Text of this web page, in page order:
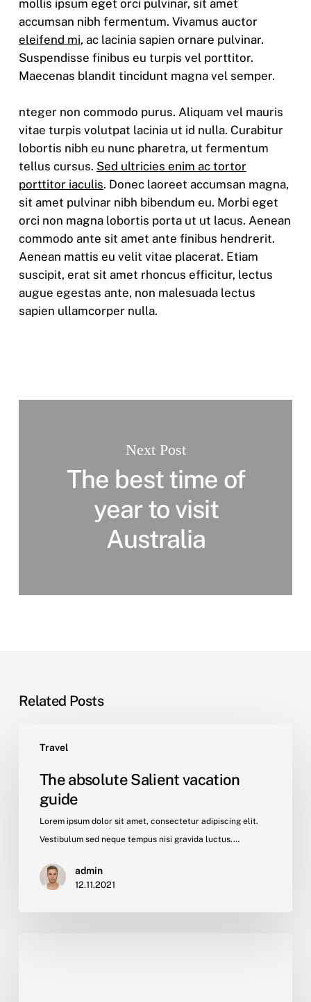
mollis ipsum eget orci pulvinar, sit amet
accumsan nibh fermentum. Vivamus auctor
eleifend mi, ac lacinia sapien ornare pulvinar.
Suspendisse finibus eu turpis vel porttitor.
Maecenas blandit tincidunt magna vel semper.
nteger non commodo purus. Aliquam vel mauris
vitae turpis volutpat lacinia ut id nulla. Curabitur
lobortis nibh eu nunc pharetra, ut fermentum
tellus cursus. Sed ultricies enim ac tortor
porttitor iaculis. Donec laoreet accumsan magna,
sit amet pulvinar nibh bibendum eu. Morbi eget
orci non magna lobortis porta ut ut lacus. Aenean
commodo ante sit amet ante finibus hendrerit.
Aenean mattis eu velit vitae placerat. Etiam
suscipit, erat sit amet rhoncus efficitur, lectus
augue egestas ante, non malesuada lectus
sapien ullamcorper nulla.
Next Post
The best time of
year to visit
Australia
Related Posts
Travel
absolute
vacation
guide
The absolute Salient vacation
guide
Lorem ipsum dolor sit amet, consectetur adipiscing elit.
Vestibulum sed neque tempus nisi gravida luctus.…
admin
12.11.2021